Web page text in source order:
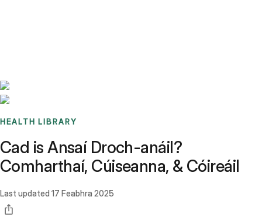
HEALTH LIBRARY
Cad is Ansaí Droch-anáil?
Comharthaí, Cúiseanna, & Cóireáil
Last updated 17 Feabhra 2025